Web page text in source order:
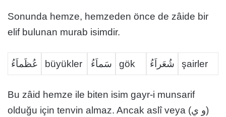
Sonunda hemze, hemzeden önce de zâide bir
elif bulunan murab isimdir.
عُظَماَءُ büyükler سَماَءُ gök شُعَراَءُ şairler
Bu zâid hemze ile biten isim gayr-i munsarif
olduğu için tenvin almaz. Ancak aslî veya (و ي)